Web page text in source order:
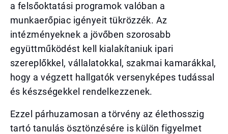
a felsőoktatási programok valóban a
munkaerőpiac igényeit tükrözzék. Az
intézményeknek a jövőben szorosabb
együttműködést kell kialakítaniuk ipari
szereplőkkel, vállalatokkal, szakmai kamarákkal,
hogy a végzett hallgatók versenyképes tudással
és készségekkel rendelkezzenek.
Ezzel párhuzamosan a törvény az élethosszig
tartó tanulás ösztönzésére is külön figyelmet